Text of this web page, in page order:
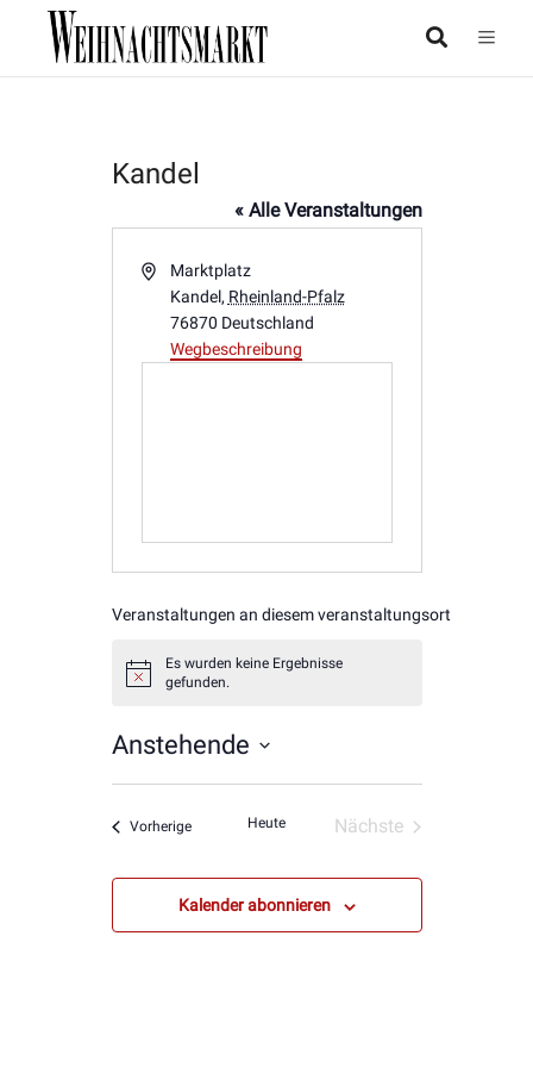
Kandel
« Alle Veranstaltungen
AdresseMarktplatz
Kandel, Rheinland-Pfalz
76870 Deutschland
Wegbeschreibung
Veranstaltungen an diesem veranstaltungsort
Hinweis
Es wurden keine Ergebnisse
gefunden.
Anstehende
Datum
VorherigeVeranstaltungen
Heute
Nächste
Kalender abonnieren